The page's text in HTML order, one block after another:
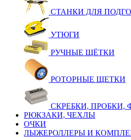
СТАНКИ ДЛЯ
УТЮГИ
РУЧНЫЕ ЩЁТКИ
РОТОРНЫЕ ЩЕТКИ
СКРЕБКИ, ПРОБКИ,
РЮКЗАКИ, ЧЕХЛЫ
ОЧКИ
ЛЫЖЕРОЛЛЕРЫ И